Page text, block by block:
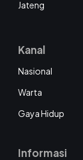
Jateng
Kanal
Nasional
Warta
Gaya Hidup
Informasi